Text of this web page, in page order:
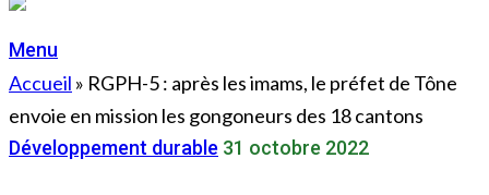
Menu
Accueil » RGPH-5 : après les imams, le préfet de Tône
envoie en mission les gongoneurs des 18 cantons
Développement durable 31 octobre 2022